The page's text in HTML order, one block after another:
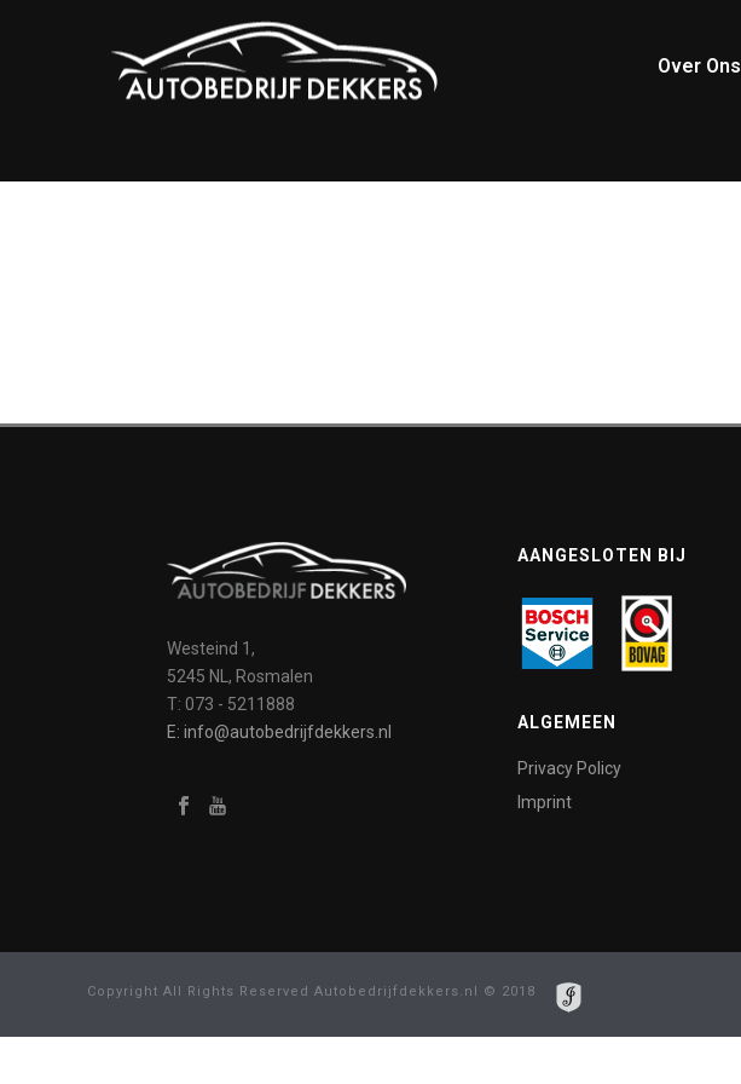
Over Ons
Westeind 1,
5245 NL, Rosmalen
T: 073 - 5211888
E: info@autobedrijfdekkers.nl
AANGESLOTEN BIJ
ALGEMEEN
Privacy Policy
Imprint
Copyright All Rights Reserved Autobedrijfdekkers.nl © 2018